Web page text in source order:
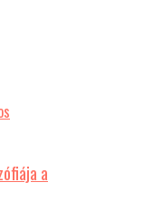
a